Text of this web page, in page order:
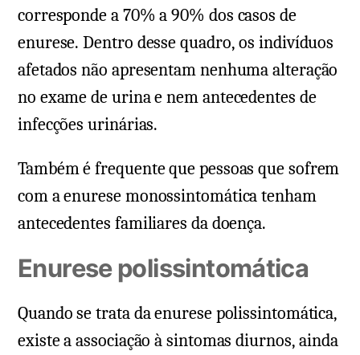
corresponde a 70% a 90% dos casos de
enurese. Dentro desse quadro, os indivíduos
afetados não apresentam nenhuma alteração
no exame de urina e nem antecedentes de
infecções urinárias.
Também é frequente que pessoas que sofrem
com a enurese monossintomática tenham
antecedentes familiares da doença.
Enurese polissintomática
Quando se trata da enurese polissintomática,
existe a associação à sintomas diurnos, ainda